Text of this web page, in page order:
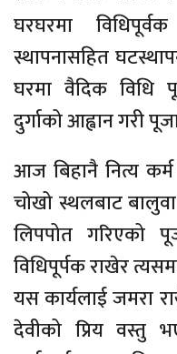
घरघरमा
स्थापनासहित
घरमा वैदिक विधि
दुर्गाको आह्वान गरी
आज बिहानै नित्य
चोखो स्थलबाट
लिपपोत गरिएको
विधिपूर्पक राखेर
यस कार्यलाई जमरा
देवीको प्रिय